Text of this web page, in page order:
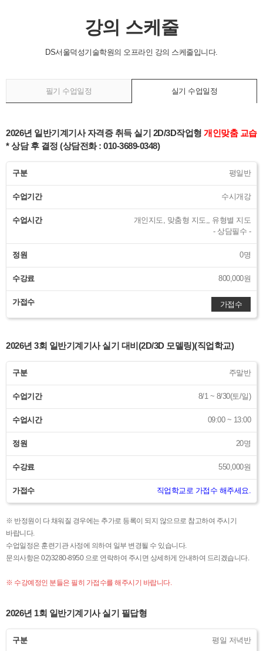
강의 스케줄
DS서울덕성기술학원의 오프라인 강의 스케줄입니다.
필기 수업일정 실기 수업일정
2026년 일반기계기사 자격증 취득 실기 2D/3D작업형 개인맞춤 교습
* 상담 후 결정 (상담전화 : 010-3689-0348)
구분 평일반
수업기간 수시개강
수업시간
개인지도, 맞춤형 지도,, 유형별 지도
- 상담필수 -
정원 0명
수강료 800,000원
가접수 가접수
2026년 3회 일반기계기사 실기 대비(2D/3D 모델링)(직업학교)
구분 주말반
수업기간 8/1 ~ 8/30(토/일)
수업시간 09:00 ~ 13:00
정원 20명
수강료 550,000원
가접수 직업학교로 가접수 해주세요.
※ 반정원이 다 채워질 경우에는 추가로 등록이 되지 않으므로 참고하여 주시기
바랍니다.
수업일정은 훈련기관 사정에 의하여 일부 변경될 수 있습니다.
문의사항은 02)3280-8950 으로 연락하여 주시면 상세하게 안내하여 드리겠습니다.
※ 수강예정인 분들은 필히 가접수를 해주시기 바랍니다.
2026년 1회 일반기계기사 실기 필답형
구분 평일 저녁반